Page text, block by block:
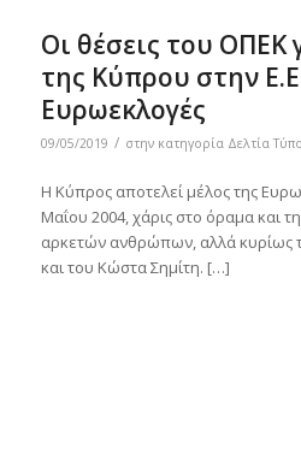
Οι θέσεις του ΟΠΕΚ
της Κύπρου στην
Ευρωεκλογές
09/05/2019 / στην κατηγορία Δελτία
Η Κύπρος αποτελεί μέλος της
Μαΐου 2004, χάρις στο όραμα και
αρκετών ανθρώπων, αλλά κυρίως
και του Κώστα Σημίτη. […]